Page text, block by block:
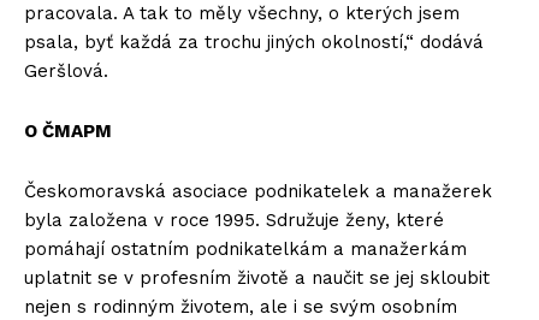
pracovala. A tak to měly všechny, o kterých jsem
psala, byť každá za trochu jiných okolností,“ dodává
Geršlová.
O ČMAPM
Českomoravská asociace podnikatelek a manažerek
byla založena v roce 1995. Sdružuje ženy, které
pomáhají ostatním podnikatelkám a manažerkám
uplatnit se v profesním životě a naučit se jej skloubit
nejen s rodinným životem, ale i se svým osobním